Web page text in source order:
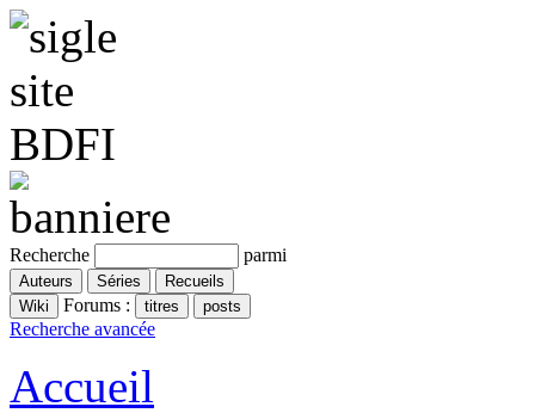
Recherche parmi
Forums :
Recherche avancée
Accueil